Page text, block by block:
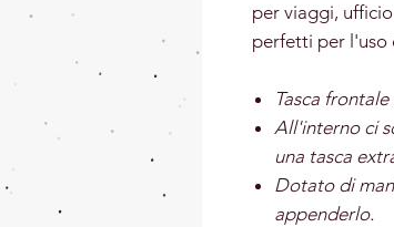
per viaggi,
perfetti per l'uso
Tasca
All'interno ci
una tasca
Dotato di
appenderlo.